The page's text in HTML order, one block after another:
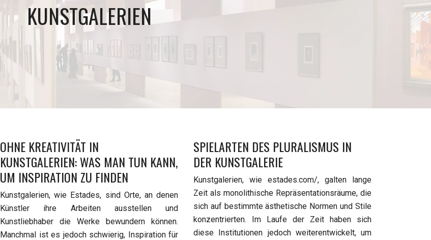
KUNSTGALERIEN
OHNE KREATIVITÄT IN
KUNSTGALERIEN: WAS MAN TUN KANN,
UM INSPIRATION ZU FINDEN
Kunstgalerien, wie Estades, sind Orte, an denen
Künstler ihre Arbeiten ausstellen und
Kunstliebhaber die Werke bewundern können.
Manchmal ist es jedoch schwierig, Inspiration für
SPIELARTEN DES PLURALISMUS IN
DER KUNSTGALERIE
Kunstgalerien, wie estades.com/, galten lange
Zeit als monolithische Repräsentationsräume, die
sich auf bestimmte ästhetische Normen und Stile
konzentrierten. Im Laufe der Zeit haben sich
diese Institutionen jedoch weiterentwickelt, um